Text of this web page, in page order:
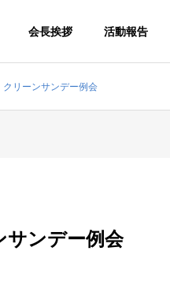
会長挨拶 活動報告
リーンサンデー例会
ンデー例会